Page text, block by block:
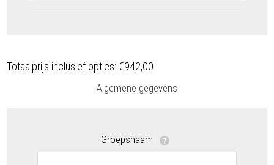
Totaalprijs inclusief opties:€942,00
Algemene gegevens
Groepsnaam